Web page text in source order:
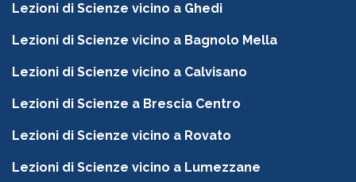
Lezioni di Scienze vicino a Ghedi
Lezioni di Scienze vicino a Bagnolo Mella
Lezioni di Scienze vicino a Calvisano
Lezioni di Scienze a Brescia Centro
Lezioni di Scienze vicino a Rovato
Lezioni di Scienze vicino a Lumezzane